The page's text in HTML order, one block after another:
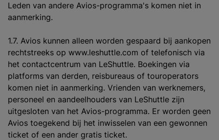
Leden van andere Avios-programma's komen niet in
aanmerking.
1.7. Avios kunnen alleen worden gespaard bij aankopen
rechtstreeks op www.leshuttle.com of telefonisch via
het contactcentrum van LeShuttle. Boekingen via
platforms van derden, reisbureaus of touroperators
komen niet in aanmerking. Vrienden van werknemers,
personeel en aandeelhouders van LeShuttle zijn
uitgesloten van het Avios-programma. Er worden geen
Avios toegekend bij het inwisselen van een gewonnen
ticket of een ander gratis ticket.